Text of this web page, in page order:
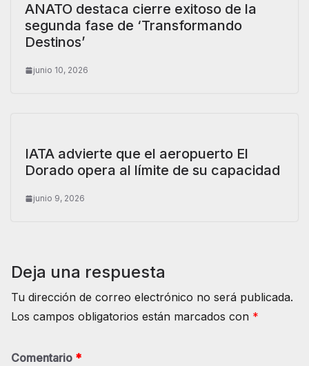
ANATO destaca cierre exitoso de la
segunda fase de ‘Transformando
Destinos’
junio 10, 2026
IATA advierte que el aeropuerto El
Dorado opera al límite de su capacidad
junio 9, 2026
Deja una respuesta
Tu dirección de correo electrónico no será publicada.
Los campos obligatorios están marcados con *
Comentario *